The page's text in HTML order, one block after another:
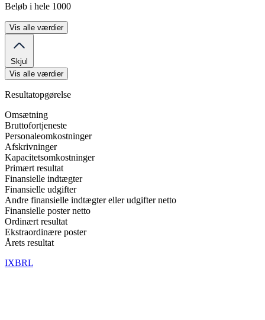
Beløb i hele 1000
Vis alle værdier
Skjul
Vis alle værdier
Resultatopgørelse
Omsætning
Bruttofortjeneste
Personaleomkostninger
Afskrivninger
Kapacitetsomkostninger
Primært resultat
Finansielle indtægter
Finansielle udgifter
Andre finansielle indtægter eller udgifter netto
Finansielle poster netto
Ordinært resultat
Ekstraordinære poster
Årets resultat
IXBRL